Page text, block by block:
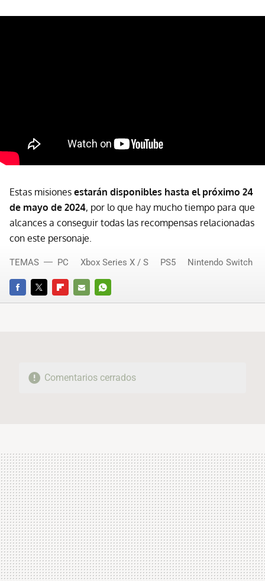
Estas misiones estarán disponibles hasta el próximo 24
de mayo de 2024, por lo que hay mucho tiempo para que
alcances a conseguir todas las recompensas relacionadas
con este personaje.
FACEBOOKTWITTERFLIPBOARD
E-
WHATSAPP
TEMAS PC Xbox Series X / S PS5 Nintendo Switch
Comentarios cerrados